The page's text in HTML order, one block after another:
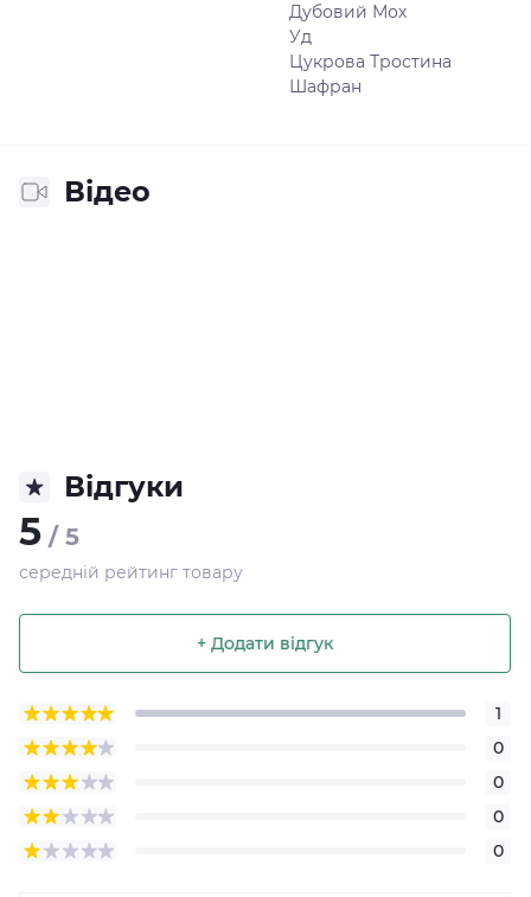
Дубовий Мох
Уд
Цукрова Тростина
Шафран
Відео
Відгуки
5 / 5
середній рейтинг товару
+ Додати відгук
1
0
0
0
0